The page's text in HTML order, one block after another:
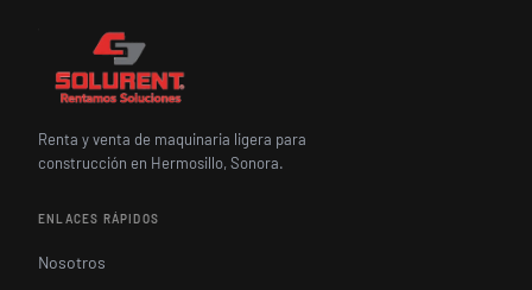
Renta y venta de maquinaria ligera para
construcción en Hermosillo, Sonora.
ENLACES RÁPIDOS
Nosotros